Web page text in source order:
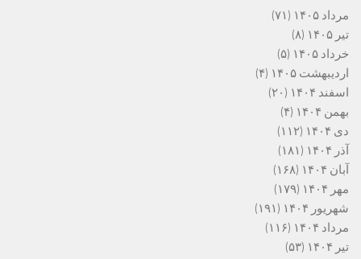
مرداد ۱۴۰۵
(۷۱)
تیر ۱۴۰۵
(۸)
خرداد ۱۴۰۵
(۵)
اردیبهشت ۱۴۰۵
(۴)
اسفند ۱۴۰۴
(۲۰)
بهمن ۱۴۰۴
(۴)
دی ۱۴۰۴
(۱۱۲)
آذر ۱۴۰۴
(۱۸۱)
آبان ۱۴۰۴
(۱۶۸)
مهر ۱۴۰۴
(۱۷۹)
شهریور ۱۴۰۴
(۱۹۱)
مرداد ۱۴۰۴
(۱۱۶)
تیر ۱۴۰۴
(۵۳)